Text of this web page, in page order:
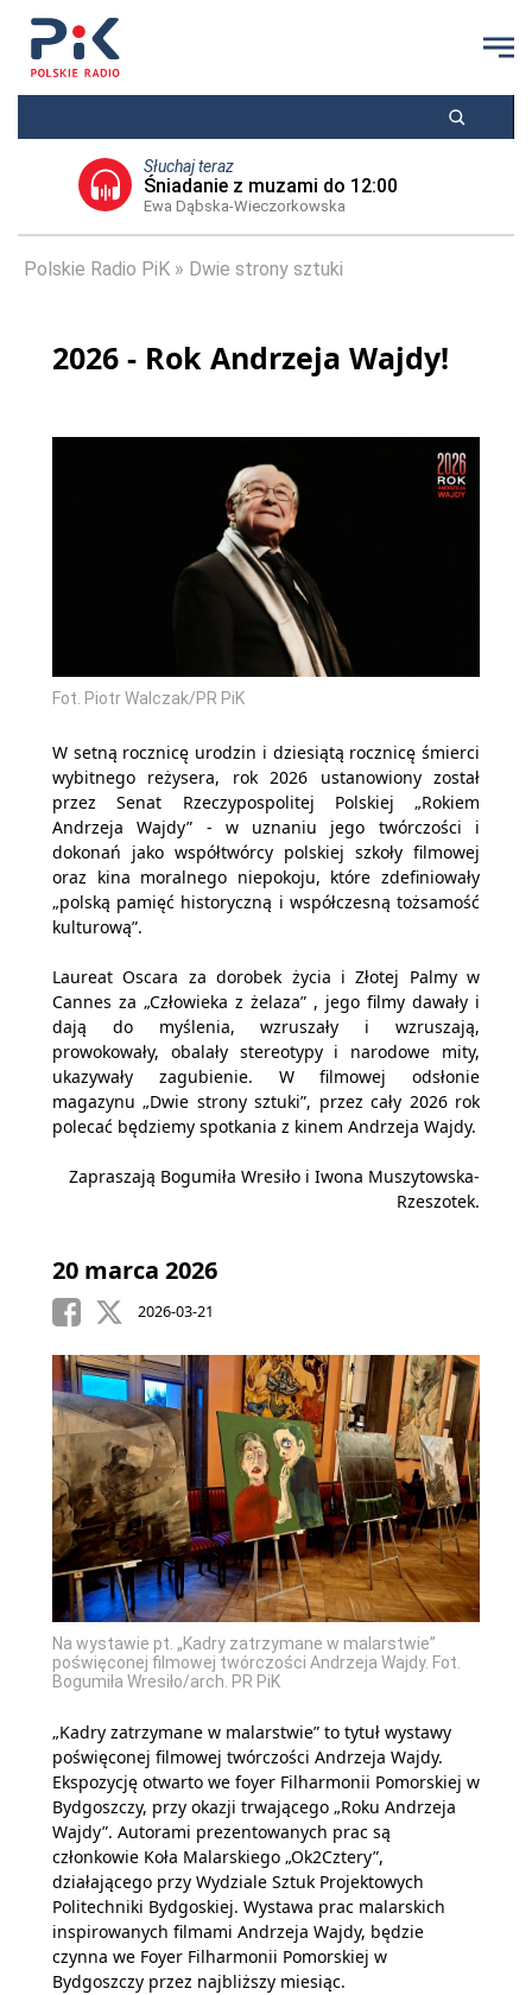
Słuchaj teraz
Śniadanie z muzami do 12:00
Ewa Dąbska-Wieczorkowska
Polskie Radio PiK Dwie strony sztuki
2026 - Rok Andrzeja Wajdy!
Fot. Piotr Walczak/PR PiK
W setną rocznicę urodzin i dziesiątą rocznicę śmierci
wybitnego reżysera, rok 2026 ustanowiony został
przez Senat Rzeczypospolitej Polskiej „Rokiem
Andrzeja Wajdy” - w uznaniu jego twórczości i
dokonań jako współtwórcy polskiej szkoły filmowej
oraz kina moralnego niepokoju, które zdefiniowały
„polską pamięć historyczną i współczesną tożsamość
kulturową”.
Laureat Oscara za dorobek życia i Złotej Palmy w
Cannes za „Człowieka z żelaza” , jego filmy dawały i
dają do myślenia, wzruszały i wzruszają,
prowokowały, obalały stereotypy i narodowe mity,
ukazywały zagubienie. W filmowej odsłonie
magazynu „Dwie strony sztuki”, przez cały 2026 rok
polecać będziemy spotkania z kinem Andrzeja Wajdy.
Zapraszają Bogumiła Wresiło i Iwona Muszytowska-
Rzeszotek.
20 marca 2026
2026-03-21
Na wystawie pt. „Kadry zatrzymane w malarstwie”
poświęconej filmowej twórczości Andrzeja Wajdy. Fot.
Bogumiła Wresiło/arch. PR PiK
„Kadry zatrzymane w malarstwie” to tytuł wystawy
poświęconej filmowej twórczości Andrzeja Wajdy.
Ekspozycję otwarto we foyer Filharmonii Pomorskiej w
Bydgoszczy, przy okazji trwającego „Roku Andrzeja
Wajdy”. Autorami prezentowanych prac są
członkowie Koła Malarskiego „Ok2Cztery”,
działającego przy Wydziale Sztuk Projektowych
Politechniki Bydgoskiej. Wystawa prac malarskich
inspirowanych filmami Andrzeja Wajdy, będzie
czynna we Foyer Filharmonii Pomorskiej w
Bydgoszczy przez najbliższy miesiąc.